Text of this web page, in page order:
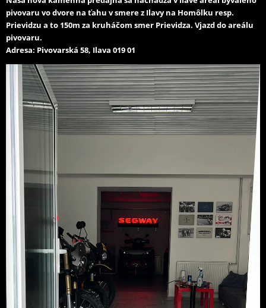
pivovaru vo dvore na ťahu v smere z Ilavy na Homôlku resp.
Prievidzu a to 150m za kruháčom smer Prievidza. Vjazd do areálu
pivovaru.
Adresa: Pivovarská 58, Ilava 019 01